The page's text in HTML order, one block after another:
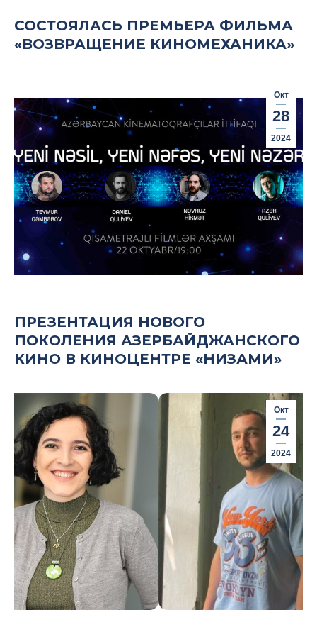
СОСТОЯЛАСЬ ПРЕМЬЕРА ФИЛЬМА
«ВОЗВРАЩЕНИЕ КИНОМЕХАНИКА»
Окт
28
2024
ПРЕЗЕНТАЦИЯ НОВОГО
ПОКОЛЕНИЯ АЗЕРБАЙДЖАНСКОГО
КИНО В КИНОЦЕНТРЕ «НИЗАМИ»
Окт
24
2024